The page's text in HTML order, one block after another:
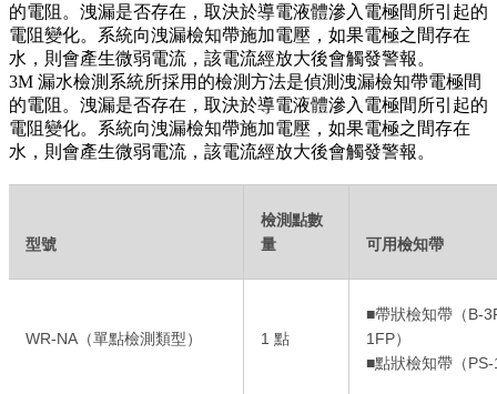
的電阻。洩漏是否存在，取決於導電液體滲入電極間所引起的
電阻變化。系統向洩漏檢知帶施加電壓，如果電極之間存在
水，則會產生微弱電流，該電流經放大後會觸發警報。
3M 漏水檢測系統所採用的檢測方法是偵測洩漏檢知帶電極間
的電阻。洩漏是否存在，取決於導電液體滲入電極間所引起的
電阻變化。系統向洩漏檢知帶施加電壓，如果電極之間存在
水，則會產生微弱電流，該電流經放大後會觸發警報。
型號
檢測點數
量
可用檢知帶
WR-NA（單點檢測類型） 1 點
■帶狀檢知帶（B-
1FP）
■點狀檢知帶（